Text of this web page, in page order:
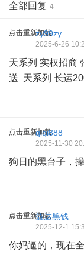
全部回复 4
点击重新加载
zy99zy
2025-6-26
天系列 实权招商
送 天系列 长运
点击重新加载
qiqi888
2025-11-30
狗日的黑台子，
点击重新加载益达黑钱
2025-12-1
你妈逼的，现在